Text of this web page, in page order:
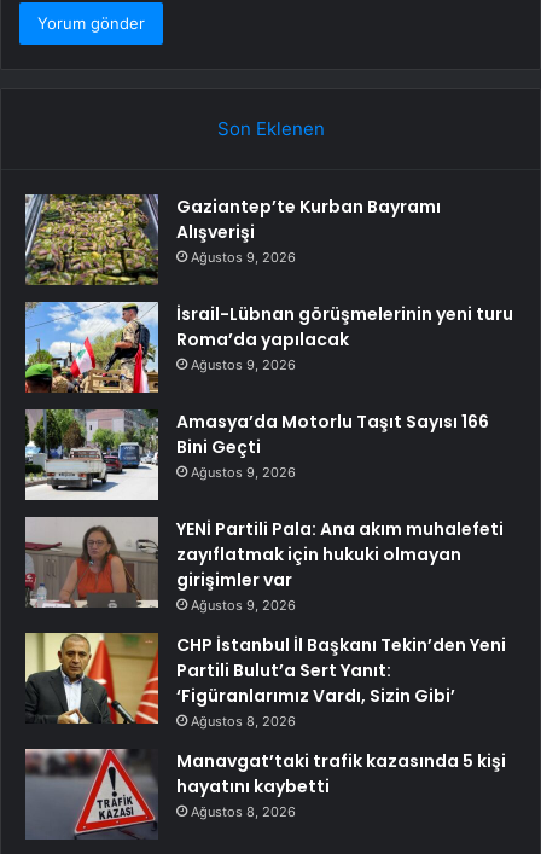
Son Eklenen
Gaziantep’te Kurban Bayramı
Alışverişi
Ağustos 9, 2026
İsrail-Lübnan görüşmelerinin yeni turu
Roma’da yapılacak
Ağustos 9, 2026
Amasya’da Motorlu Taşıt Sayısı 166
Bini Geçti
Ağustos 9, 2026
YENİ Partili Pala: Ana akım muhalefeti
zayıflatmak için hukuki olmayan
girişimler var
Ağustos 9, 2026
CHP İstanbul İl Başkanı Tekin’den Yeni
Partili Bulut’a Sert Yanıt:
‘Figüranlarımız Vardı, Sizin Gibi’
Ağustos 8, 2026
Manavgat’taki trafik kazasında 5 kişi
hayatını kaybetti
Ağustos 8, 2026